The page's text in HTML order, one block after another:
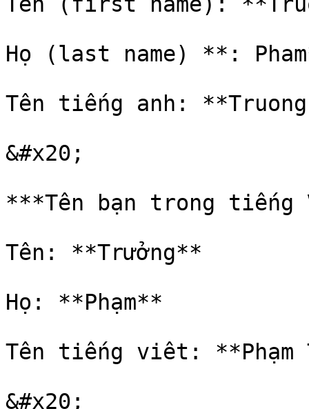
Họ (last name) **:
Tên tiếng anh: **Truong
&#x20;
***Tên bạn trong
Tên: **Trưởng**
Họ: **Phạm**
Tên tiếng viêt: **Phạm
&#x20;